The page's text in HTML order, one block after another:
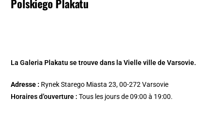
Polskiego Plakatu
La Galeria Plakatu se trouve dans la Vielle ville de Varsovie.
Adresse : Rynek Starego Miasta 23, 00-272 Varsovie
Horaires d’ouverture :Tous les jours de 09:00 à 19:00.